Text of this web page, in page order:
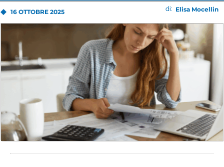
16 OTTOBRE 2025 di: Elisa Mocellin